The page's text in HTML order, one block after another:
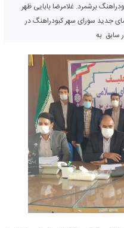
برشمرد. غلامرضا بابایی ظهر
اغصای جدید سورای سهر کبودراهنگ در
سابق به